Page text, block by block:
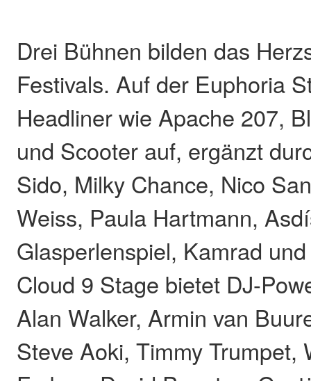
Drei Bühnen bilden das
Festivals. Auf der Euphoria
Headliner wie Apache 207,
und Scooter auf, ergänzt
Sido, Milky Chance, Nico
Weiss, Paula Hartmann,
Glasperlenspiel, Kamrad
Cloud 9 Stage bietet DJ-
Alan Walker, Armin van
Steve Aoki, Timmy Trumpet,